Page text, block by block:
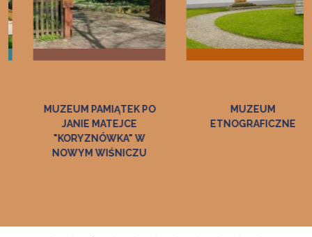
MUZEUM PAMIĄTEK PO
JANIE MATEJCE
"KORYZNÓWKA" W
NOWYM WIŚNICZU
MUZEUM
ETNOGRAFICZNE